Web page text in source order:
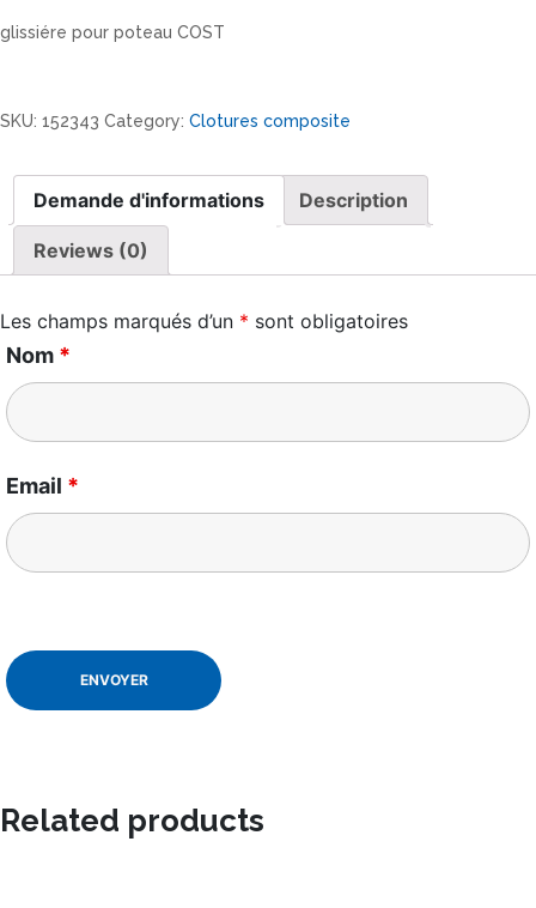
glissiére pour poteau COST
pour
quantity
SKU: 152343 Category: Clotures composite
Demande d'informations Description
Reviews (0)
Les champs marqués d’un * sont obligatoires
Nom *
Email *
Related products